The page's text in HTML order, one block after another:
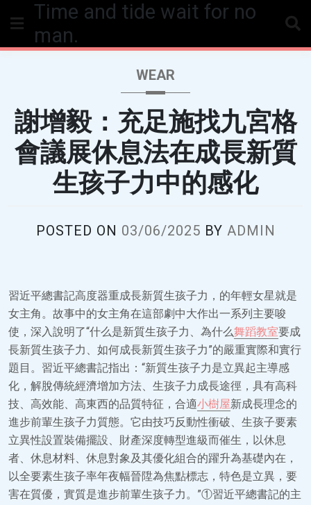
Time and tide wait for no
man.
WEAR
謝增毅：充足施找九宮格
會議展休息法在成長新質
生孩子力中的感化
POSTED ON 03/06/2025 BY ADMIN
習近平總書記高度器重成長新質生孩子力，的年輕女星就是
女主角。故事中的女主角在這部劇中大作出一系列主要唆
使，深入說明了“什么是新質生孩子力、為什么舞蹈教室要成
長新質生孩子力、如何成長新質生孩子力”的嚴重實際和實行
題目。習近平總書記指出：“新質生孩子力是立異起主導感
化，解脫傳統經濟增加方法、生孩子力成長途徑，具有高科
技、高效能、高東西的品質特征，合適小樹屋新成長理念的
進步前輩生孩子力質態。它由技巧反動性衝破、生孩子要素
立異性設置裝備擺設、財產深度轉型進級而催生，以休息
者、休息材料、休息對象及其優化組合的躍升為基礎內在，
以全要素生孩子率年夜幅晉陞為焦點標志，特色是立異，要
害在質優，實質是進步前輩生孩子力。”①習近平總書記的主